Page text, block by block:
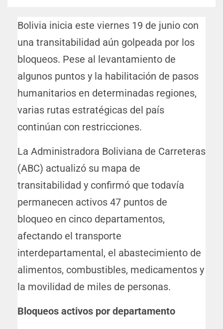
Bolivia inicia este viernes 19 de junio con
una transitabilidad aún golpeada por los
bloqueos. Pese al levantamiento de
algunos puntos y la habilitación de pasos
humanitarios en determinadas regiones,
varias rutas estratégicas del país
continúan con restricciones.
La Administradora Boliviana de Carreteras
(ABC) actualizó su mapa de
transitabilidad y confirmó que todavía
permanecen activos 47 puntos de
bloqueo en cinco departamentos,
afectando el transporte
interdepartamental, el abastecimiento de
alimentos, combustibles, medicamentos y
la movilidad de miles de personas.
Bloqueos activos por departamento